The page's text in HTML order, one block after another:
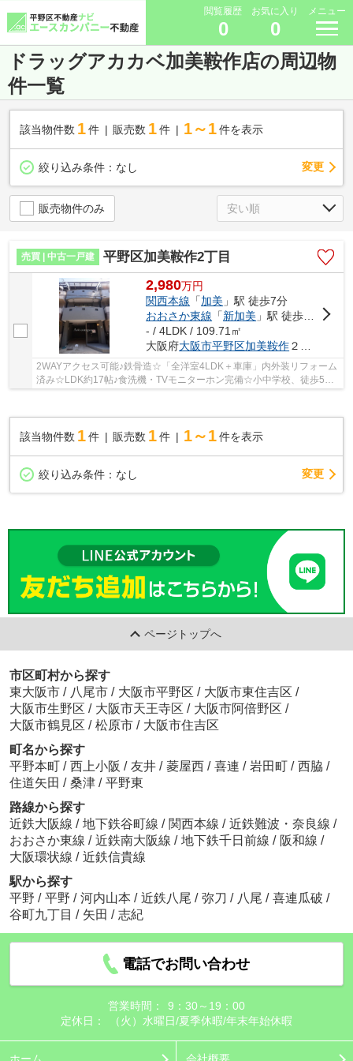
閲覧履歴
0
お気に入り
0
メニュー
ドラッグアカカベ加美鞍作店の周辺物
件一覧
該当物件数 1件 販売数 1 件 1～1 件を表示
絞り込み条件： なし 変更
販売物件のみ
売買 | 中古一戸建 平野区加美鞍作2丁目
2,980万円
関西本線 「加美 」駅 徒歩7分
おおさか東線 「新加美 」駅 徒歩8分
- / 4LDK / 109.71㎡
大阪府大阪市平野区加美鞍作２丁目
2WAYアクセス可能♪鉄骨造☆「全洋室4LDK＋車庫」内外装リフォーム
済み☆LDK約17帖♪食洗機・TVモニターホン完備☆小中学校、徒歩5分
該当物件数 1件 販売数 1 件 1～1 件を表示
絞り込み条件： なし 変更
ページトップへ
市区町村から探す
東大阪市 / 八尾市 / 大阪市平野区 / 大阪市東住吉区 /
大阪市生野区 / 大阪市天王寺区 / 大阪市阿倍野区 /
大阪市鶴見区 / 松原市 / 大阪市住吉区
町名から探す
平野本町 / 西上小阪 / 友井 / 菱屋西 / 喜連 / 岩田町 / 西脇 /
住道矢田 / 桑津 / 平野東
路線から探す
近鉄大阪線 / 地下鉄谷町線 / 関西本線 / 近鉄難波・奈良線 /
おおさか東線 / 近鉄南大阪線 / 地下鉄千日前線 / 阪和線 /
大阪環状線 / 近鉄信貴線
駅から探す
平野 / 平野 / 河内山本 / 近鉄八尾 / 弥刀 / 八尾 / 喜連瓜破 /
谷町九丁目 / 矢田 / 志紀
電話でお問い合わせ
営業時間：
9：30～19：00
定休日：
（火）水曜日/夏季休暇/年末年始休暇
ホーム 会社概要